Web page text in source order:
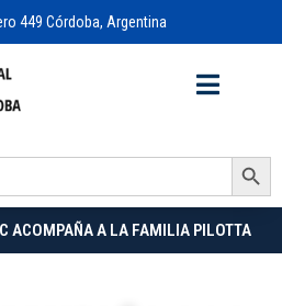
449 Córdoba, Argentina
Search Button
ACOMPAÑA A LA FAMILIA PILOTTA